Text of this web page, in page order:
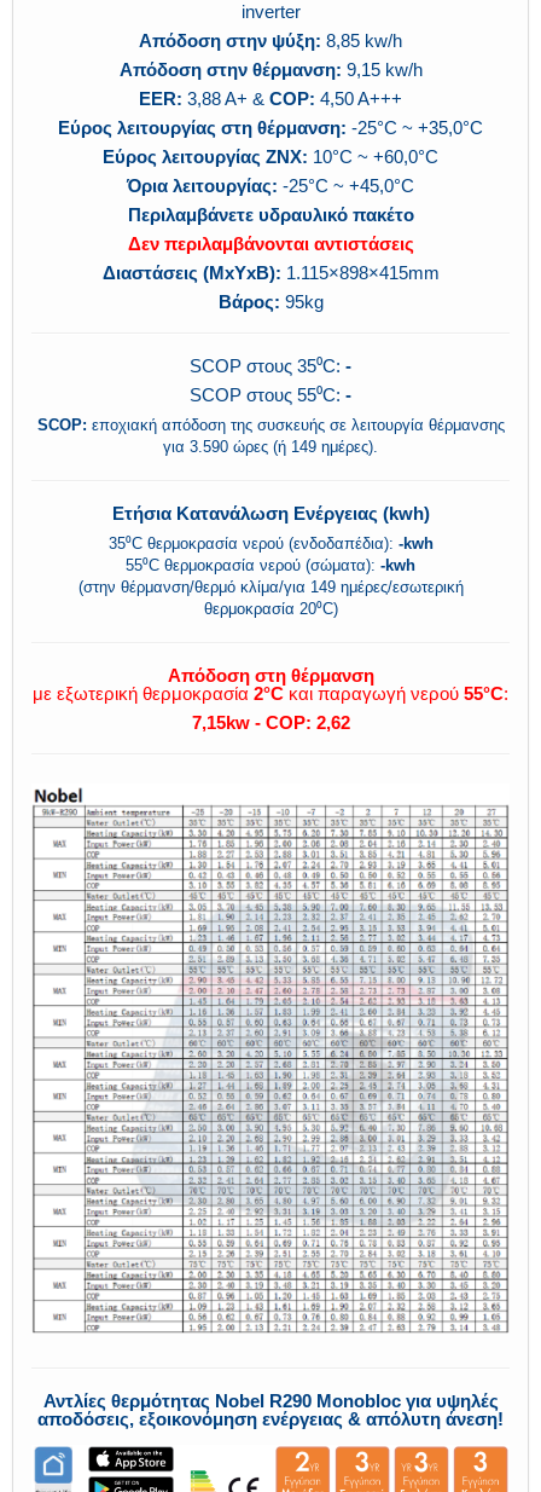
inverter
Απόδοση στην ψύξη: 8,85 kw/h
Απόδοση στην θέρμανση: 9,15 kw/h
EER: 3,88 A+ & COP: 4,50 A+++
Εύρος λειτουργίας στη θέρμανση: -25°C ~ +35,0°C
Εύρος λειτουργίας ΖΝΧ: 10°C ~ +60,0°C
Όρια λειτουργίας: -25°C ~ +45,0°C
Περιλαμβάνετε υδραυλικό πακέτο
Δεν περιλαμβάνονται αντιστάσεις
Διαστάσεις (MxΥxΒ): 1.115×898×415mm
Βάρος: 95kg
SCOP στους 35⁰C: -
SCOP στους 55⁰C: -
SCOP: εποχιακή απόδοση της συσκευής σε λειτουργία θέρμανσης
για 3.590 ώρες (ή 149 ημέρες).
Ετήσια Κατανάλωση Ενέργειας (kwh)
35⁰C θερμοκρασία νερού (ενδοδαπέδια): -kwh
55⁰C θερμοκρασία νερού (σώματα): -kwh
(στην θέρμανση/θερμό κλίμα/για 149 ημέρες/εσωτερική
θερμοκρασία 20⁰C)
Απόδοση στη θέρμανση
με εξωτερική θερμοκρασία 2°C και παραγωγή νερού 55°C:
7,15kw - COP: 2,62
Αντλίες θερμότητας Nobel R290 Monobloc για υψηλές
αποδόσεις, εξοικονόμηση ενέργειας & απόλυτη άνεση!